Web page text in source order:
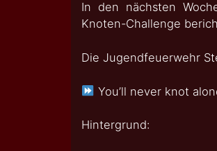
In den nächsten
Knoten-Challenge
Die Jugendfeuerwehr
You’ll never knot
Hintergrund: